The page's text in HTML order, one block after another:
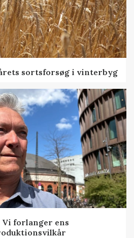
sortsforsøg i vinterbyg
forlanger ens